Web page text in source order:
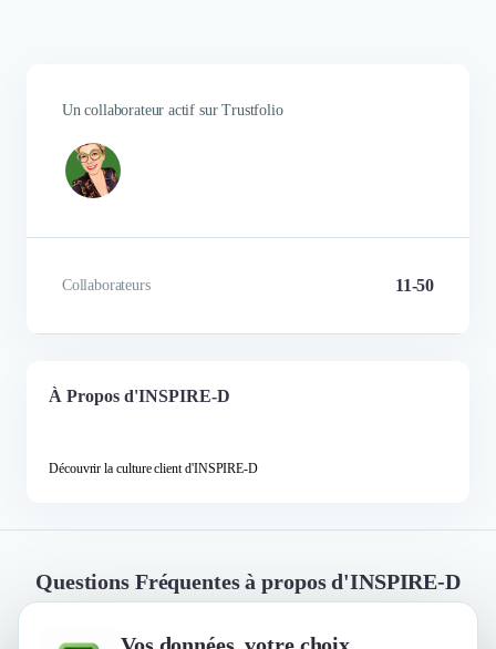
Un collaborateur actif sur Trustfolio
Collaborateurs 11-50
À Propos d'INSPIRE-D
Découvrir la culture client d'INSPIRE-D
Questions Fréquentes à propos d'INSPIRE-D